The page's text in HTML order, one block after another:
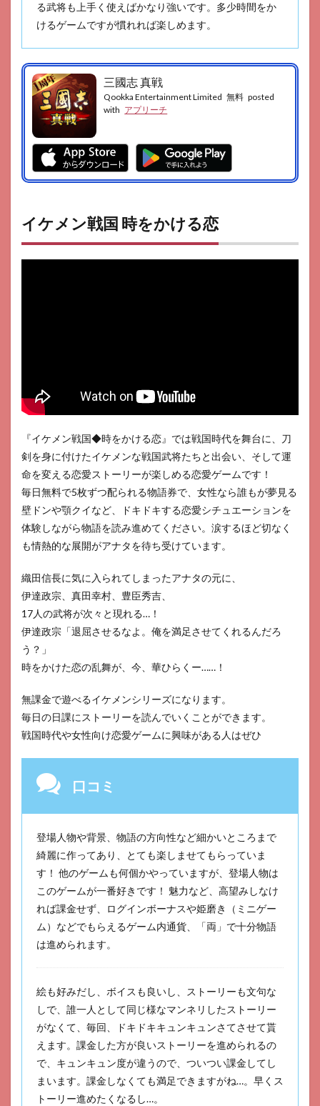
る武将も上手く使えばかなり強いです。多少時間をか
けるゲームですが慣れれば楽しめます。
三國志 真戦
Qookka Entertainment Limited 無料 posted
with アプリーチ
イケメン戦国 時をかける恋
『イケメン戦国◆時をかける恋』では戦国時代を舞台に、刀
剣を身に付けたイケメンな戦国武将たちと出会い、そして運
命を変える恋愛ストーリーが楽しめる恋愛ゲームです！
毎日無料で5枚ずつ配られる物語券で、女性なら誰もが夢見る
壁ドンや顎クイなど、ドキドキする恋愛シチュエーションを
体験しながら物語を読み進めてください。涙するほど切なく
も情熱的な展開がアナタを待ち受けています。
織田信長に気に入られてしまったアナタの元に、
伊達政宗、真田幸村、豊臣秀吉、
17人の武将が次々と現れる…！
伊達政宗「退屈させるなよ。俺を満足させてくれるんだろ
う？」
時をかけた恋の乱舞が、今、華ひらくー……！
無課金で遊べるイケメンシリーズになります。
毎日の日課にストーリーを読んでいくことができます。
戦国時代や女性向け恋愛ゲームに興味がある人はぜひ
口コミ
登場人物や背景、物語の方向性など細かいところまで
綺麗に作ってあり、とても楽しませてもらっていま
す！ 他のゲームも何個かやっていますが、登場人物は
このゲームが一番好きです！ 魅力など、高望みしなけ
れば課金せず、ログインボーナスや姫磨き（ミニゲー
ム）などでもらえるゲーム内通貨、「両」で十分物語
は進められます。
絵も好みだし、ボイスも良いし、ストーリーも文句な
しで、誰一人として同じ様なマンネリしたストーリー
がなくて、毎回、ドキドキキュンキュンさてさせて貰
えます。課金した方が良いストーリーを進められるの
で、キュンキュン度が違うので、ついつい課金してし
まいます。課金しなくても満足できますがね…。早くス
トーリー進めたくなるし…。